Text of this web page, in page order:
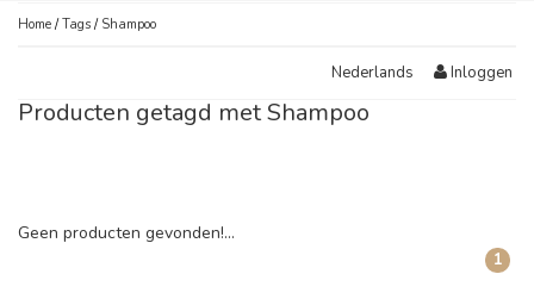
Home /Tags / Shampoo
Nederlands Inloggen
Producten getagd met Shampoo
Geen producten gevonden!...
1